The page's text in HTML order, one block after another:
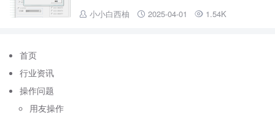
 小小白西柚  2025-04-01  1.54K
首页
行业资讯
操作问题
用友操作